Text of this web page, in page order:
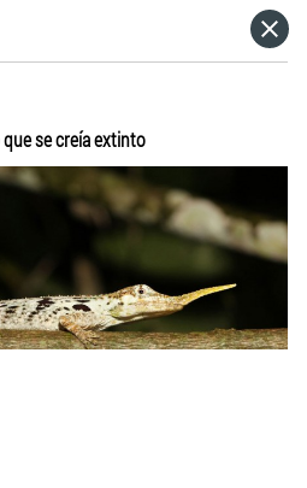
se creía extinto
VISITA EL SITIO WEB